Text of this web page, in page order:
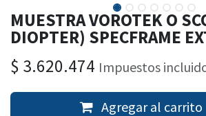
MUESTRA VOROTEK O
DIOPTER) SPECFRAME
$ 3.620.474 Impuestos
Agregar al carrito